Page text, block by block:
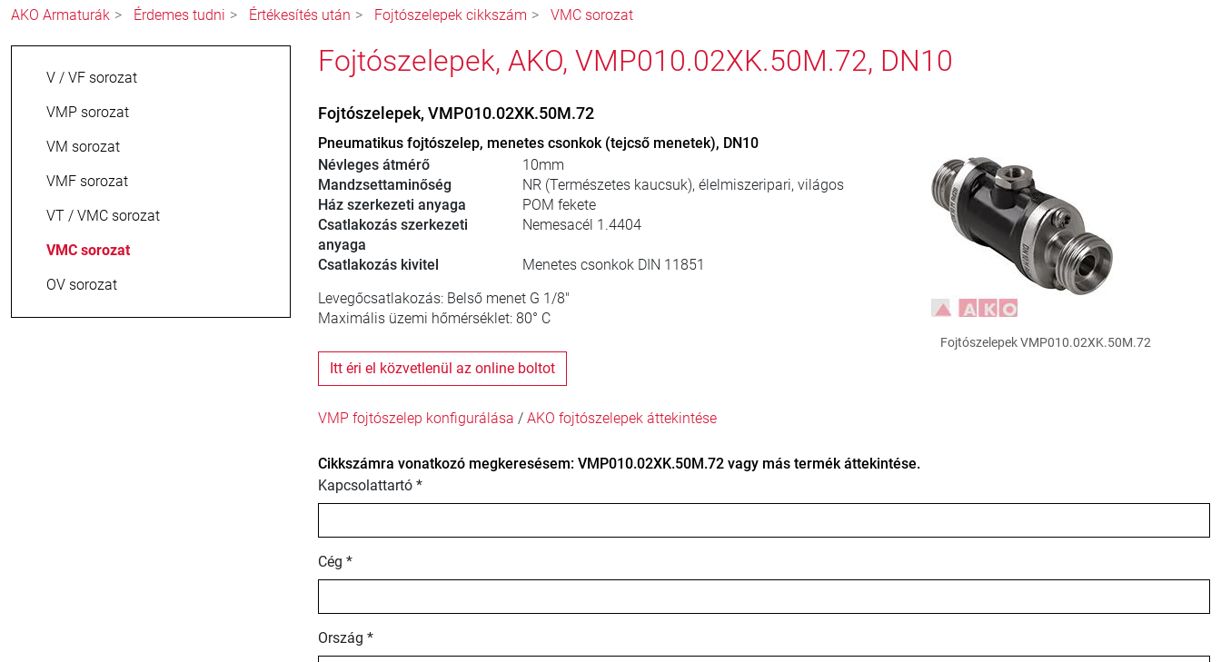
AKO Armaturák Érdemes tudni Értékesítés után Fojtószelepek cikkszám VMC sorozat
V / VF sorozat
VMP sorozat
VM sorozat
VMF sorozat
VT / VMC sorozat
VMC sorozat
OV sorozat
Fojtószelepek, AKO, VMP010.02XK.50M.72, DN10
Fojtószelepek, VMP010.02XK.50M.72
Pneumatikus fojtószelep, menetes csonkok (tejcső menetek), DN10
Névleges átmérő
10mm
Mandzsettaminőség
NR (Természetes kaucsuk), élelmiszeripari, világos
Ház szerkezeti anyaga
POM fekete
Csatlakozás szerkezeti
anyaga
Nemesacél 1.4404
Csatlakozás kivitel
Menetes csonkok DIN 11851
Levegőcsatlakozás: Belső menet G 1/8"
Maximális üzemi hőmérséklet: 80° C
Itt éri el közvetlenül az online boltot
Fojtószelepek VMP010.02XK.50M.72
VMP fojtószelep konfigurálása / AKO fojtószelepek áttekintése
Cikkszámra vonatkozó megkeresésem: VMP010.02XK.50M.72 vagy más termék áttekintése.
Kapcsolattartó *
Cég *
Ország *